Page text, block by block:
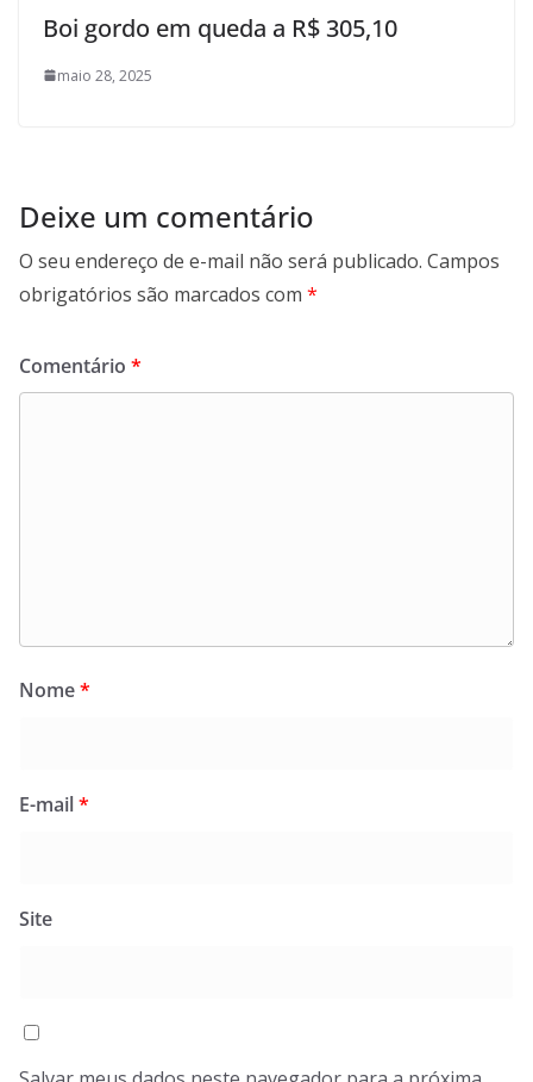
Boi gordo em queda a R$ 305,10
maio 28, 2025
Deixe um comentário
O seu endereço de e-mail não será publicado. Campos
obrigatórios são marcados com *
Comentário *
Nome*
E-mail*
Site